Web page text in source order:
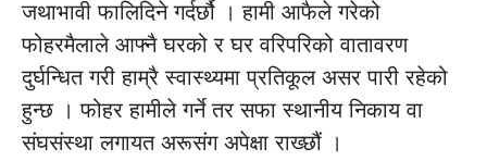
जथाभावी फालिदिने गर्दर्छौ । हामी आफैले गरेको
फोहरमैलाले आफ्नै घरको र घर वरिपरिको वातावरण
दुर्घन्धित गरी हाम्रै स्वास्थ्यमा प्रतिकूल असर पारी रहेको
हुन्छ । फोहर हामीले गर्ने तर सफा स्थानीय निकाय वा
संघसंस्था लगायत अरूसंग अपेक्षा राख्छौं ।